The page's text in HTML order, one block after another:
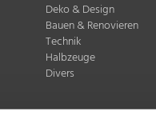
Deko & Design
Bauen & Renovieren
Technik
Halbzeuge
Divers